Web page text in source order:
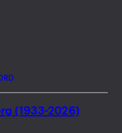
(1933-2026)